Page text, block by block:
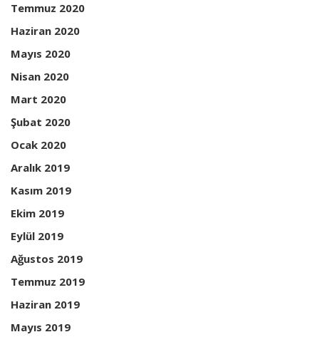
Temmuz 2020
Haziran 2020
Mayıs 2020
Nisan 2020
Mart 2020
Şubat 2020
Ocak 2020
Aralık 2019
Kasım 2019
Ekim 2019
Eylül 2019
Ağustos 2019
Temmuz 2019
Haziran 2019
Mayıs 2019